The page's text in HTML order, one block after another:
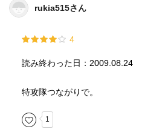
rukia515さん
4
読み終わった日：2009.08.24
特攻隊つながりで。
1